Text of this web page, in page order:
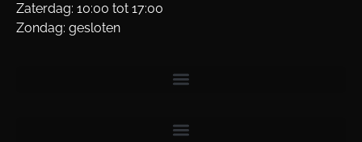
Zaterdag: 10:00 tot 17:00
Zondag: gesloten